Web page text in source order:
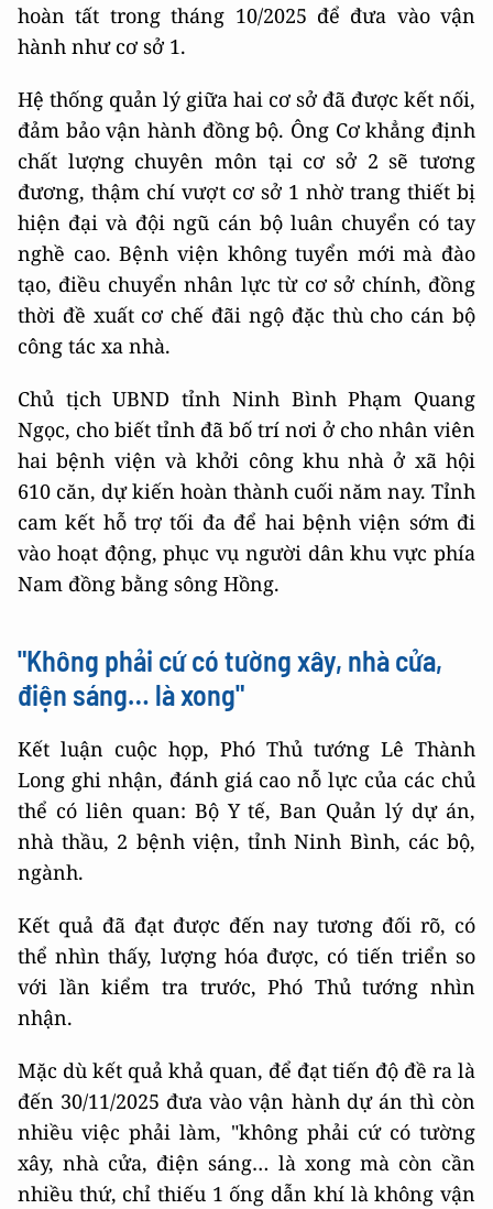
hoàn tất trong tháng 10/2025 để đưa vào vận
hành như cơ sở 1.
Hệ thống quản lý giữa hai cơ sở đã được kết nối,
đảm bảo vận hành đồng bộ. Ông Cơ khẳng định
chất lượng chuyên môn tại cơ sở 2 sẽ tương
đương, thậm chí vượt cơ sở 1 nhờ trang thiết bị
hiện đại và đội ngũ cán bộ luân chuyển có tay
nghề cao. Bệnh viện không tuyển mới mà đào
tạo, điều chuyển nhân lực từ cơ sở chính, đồng
thời đề xuất cơ chế đãi ngộ đặc thù cho cán bộ
công tác xa nhà.
Chủ tịch UBND tỉnh Ninh Bình Phạm Quang
Ngọc, cho biết tỉnh đã bố trí nơi ở cho nhân viên
hai bệnh viện và khởi công khu nhà ở xã hội
610 căn, dự kiến hoàn thành cuối năm nay. Tỉnh
cam kết hỗ trợ tối đa để hai bệnh viện sớm đi
vào hoạt động, phục vụ người dân khu vực phía
Nam đồng bằng sông Hồng.
"Không phải cứ có tường xây, nhà cửa,
điện sáng… là xong"
Kết luận cuộc họp, Phó Thủ tướng Lê Thành
Long ghi nhận, đánh giá cao nỗ lực của các chủ
thể có liên quan: Bộ Y tế, Ban Quản lý dự án,
nhà thầu, 2 bệnh viện, tỉnh Ninh Bình, các bộ,
ngành.
Kết quả đã đạt được đến nay tương đối rõ, có
thể nhìn thấy, lượng hóa được, có tiến triển so
với lần kiểm tra trước, Phó Thủ tướng nhìn
nhận.
Mặc dù kết quả khả quan, để đạt tiến độ đề ra là
đến 30/11/2025 đưa vào vận hành dự án thì còn
nhiều việc phải làm, "không phải cứ có tường
xây, nhà cửa, điện sáng… là xong mà còn cần
nhiều thứ, chỉ thiếu 1 ống dẫn khí là không vận